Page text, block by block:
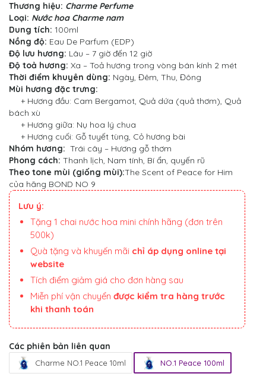
Thương hiệu: Charme Perfume
Loại: Nước hoa Charme nam
Dung tích: 100ml
Nồng độ: Eau De Parfum (EDP)
Độ lưu hương: Lâu – 7 giờ đến 12 giờ
Độ toả hương: Xa – Toả hương trong vòng bán kính 2 mét
Thời điểm khuyên dùng: Ngày, Đêm, Thu, Đông
Mùi hương đặc trưng:
+ Hương đầu: Cam Bergamot, Quả dứa (quả thơm), Quả
bách xù
+ Hương giữa: Nụ hoa lý chua
+ Hương cuối: Gỗ tuyết tùng, Cỏ hương bài
Nhóm hương: Trái cây – Hương gỗ thơm
Phong cách: Thanh lịch, Nam tính, Bí ẩn, quyến rũ
Theo tone mùi (giống mùi):The Scent of Peace for Him
của hãng BOND NO 9
Lưu ý:
Tặng 1 chai nước hoa mini chính hãng (đơn trên
500k)
Quà tặng và khuyến mãi chỉ áp dụng online tại
website
Tích điểm giảm giá cho đơn hàng sau
Miễn phí vận chuyển được kiểm tra hàng trước
khi thanh toán
Các phiên bản liên quan
Charme NO.1 Peace 10ml NO.1 Peace 100ml